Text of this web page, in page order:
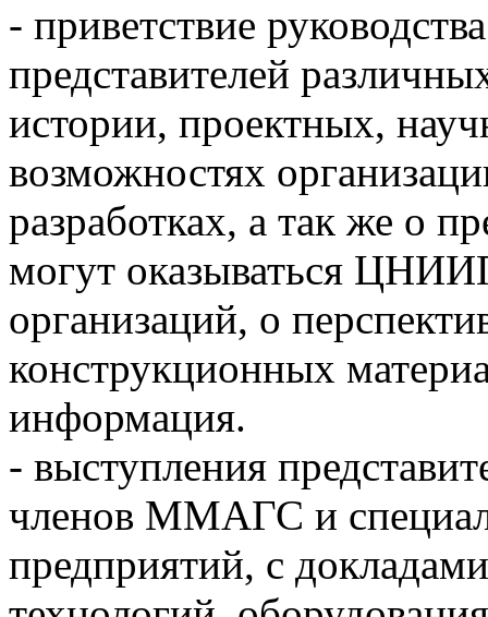
- приветствие
представителей
истории, проектных,
возможностях
разработках, а так же о
могут оказываться
организаций, о
конструкционных
информация.
- выступления
членов ММАГС и
предприятий, с